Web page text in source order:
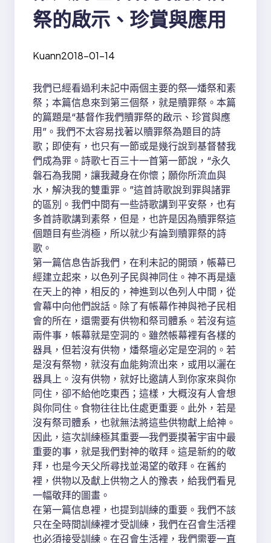
祭的啟示、珍賞與應用
Kuann2018-01-14
我們已經看過利未記中兩個主要的祭—燔祭和素
祭；本篇信息來到第三個祭，就是贖罪祭。本篇
的篇題是“基督作我們贖罪祭的啟示、珍賞與應
用”。我們不太容易找著以贖罪祭為題目的詩
歌；即使有，也只有一節或是幾行說到基督替我
們成為罪。詩歌七百三十一首第一節說，“永久
磐石為我開，讓我藏身在你懷；願你所流血與
水，解決我的雙重罪。”這首詩歌說到罪與諸罪
的區別。我們中間有一些詩歌講到平安祭，也有
多首詩歌講到素祭，但是，也許是因為贖罪祭這
個題目有些消極，所以就少有論到贖罪祭的詩
歌。
第一篇信息告訴我們，在利未記的開頭，帳幕已
經建立起來，以色列子民與神同住。神不再是遠
在天上的神，相反的，神進到以色列人中間，從
會幕中向他們說話。除了有帳幕作神與祂子民相
會的所在，還需要有供物和祭司體系。若沒有這
兩件事，帳幕就是空洞的。雖然帳幕裡有各樣的
器具，但若沒有供物，燔祭壇必定是空洞的。若
是沒有祭物，就沒有血能夠流出來，或用以灑在
器具上。沒有供物，就好比邀請人到你家來與你
同住，卻不給他吃東西；這樣，大概沒有人會想
與你同住。食物往往比住處更重要。此外，若是
沒有祭司體系，也就無法將這些供物獻上給神。
因此，這次訓練極其重要—我們要摸著宇宙中最
重要的事，就是我們對神的敬拜。這是新約的敬
拜，也是今天父所尋找並渴望的敬拜。在舊約
裡，供物以及獻上供物之人的豫表，給我們看見
一幅敬拜的圖畫。
在第一篇信息裡，也提到訓練的重要。我們不該
只在全時間訓練裡才受訓練，我們在召會生活裡
也必須接受訓練。在召會生活裡，我們需要一直